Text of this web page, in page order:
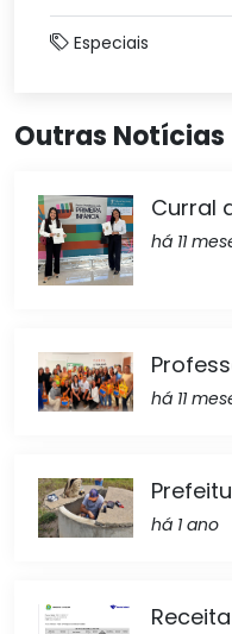
Especiais
Outras Notícias
Curral
há 11
há 11
há 1 ano